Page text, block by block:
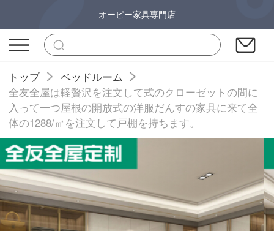
オーピー家具専門店
トップ
ベッドルーム
全友全屋は軽贅沢を注文して式のクローゼットの間に
入って一つ屋根の開放式の洋服だんすの家具に来て全
体の1288/㎡を注文して戸棚を持ちます。